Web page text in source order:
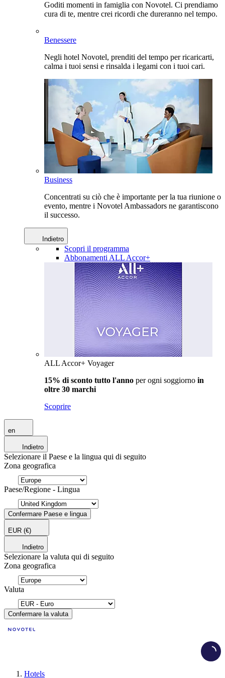
Goditi momenti in famiglia con Novotel. Ci prendiamo
cura di te, mentre crei ricordi che dureranno nel tempo.
Benessere
Negli hotel Novotel, prenditi del tempo per ricaricarti,
calma i tuoi sensi e rinsalda i legami con i tuoi cari.
Business
Concentrati su ciò che è importante per la tua riunione o
evento, mentre i Novotel Ambassadors ne garantiscono
il successo.
Indietro
Scopri il programma
Abbonamenti ALL Accor+
ALL Accor+ Voyager
15% di sconto tutto l'anno per ogni soggiorno in
oltre 30 marchi
Scoprire
en
Indietro
Selezionare il Paese e la lingua qui di seguito
Zona geografica
Paese/Regione - Lingua
Confermare Paese e lingua
EUR (€)
Indietro
Selezionare la valuta qui di seguito
Zona geografica
Valuta
Confermare la valuta
Hotels